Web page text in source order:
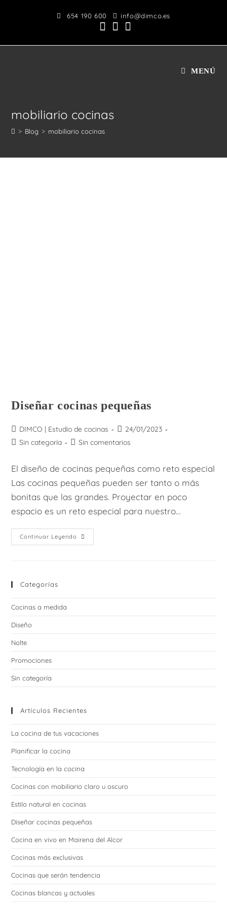
654 190 600 info@dimco.es
MENÚ
mobiliario cocinas
> Blog > mobiliario cocinas
Diseñar cocinas pequeñas
Autor
de
DIMCO | Estudio de cocinas
Publicación
de
24/01/2023
Categoría
entrada:
Sin categoría
Comentarios
entrada:
Sin comentarios
El diseño de cocinas pequeñas como reto especial
Las cocinas pequeñas pueden ser tanto o más
bonitas que las grandes. Proyectar en poco
espacio es un reto especial para nuestro…
Continuar Leyendo Diseñar
Cocinas
Categorías
Cocinas a medida
Diseño
Nolte
Promociones
Sin categoría
Artículos Recientes
La cocina de tus vacaciones
Planificar la cocina
Tecnología en la cocina
Cocinas con mobiliario claro u oscuro
Estilo natural en cocinas
Diseñar cocinas pequeñas
Cocina en vivo en Mairena del Alcor
Cocinas más exclusivas
Cocinas que serán tendencia
Cocinas blancas y actuales